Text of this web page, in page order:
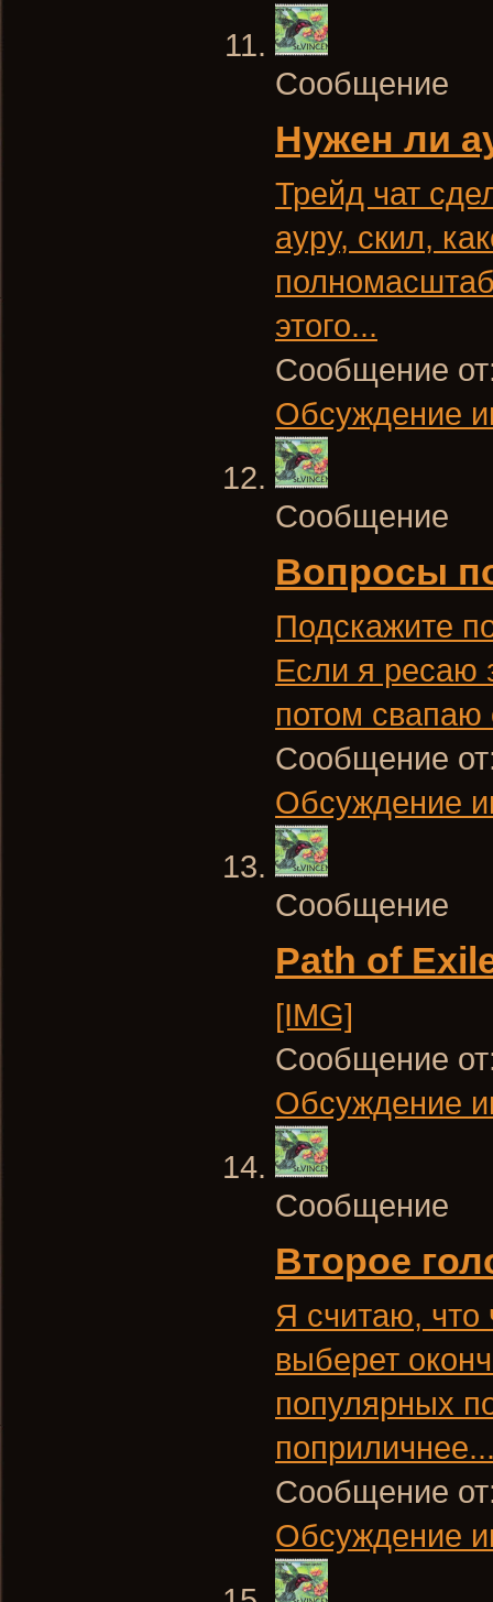
Сообщение
Нужен ли
Трейд чат
ауру, скил,
этого...
Сообщение
Обсуждение
Сообщение
Вопросы
Подскажите
Если я ресаю
потом свапаю
Сообщение
Обсуждение
Сообщение
Path of
[IMG]
Сообщение
Обсуждение
Сообщение
Второе
Я считаю, что
выберет
популярных
Сообщение
Обсуждение